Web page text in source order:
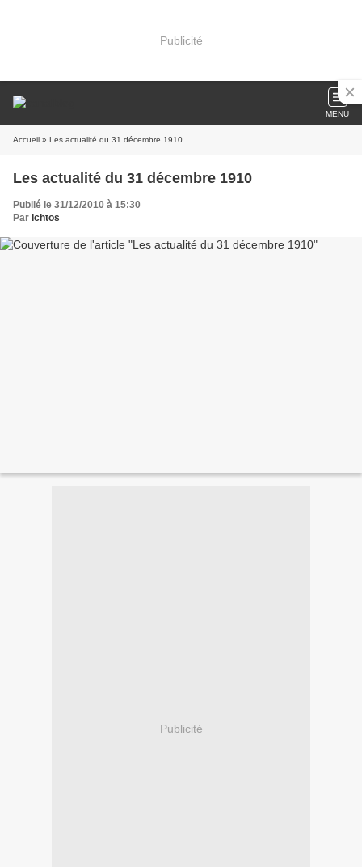
Publicité
MENU
Accueil » Les actualité du 31 décembre 1910
Les actualité du 31 décembre 1910
Publié le 31/12/2010 à 15:30
Par Ichtos
Publicité